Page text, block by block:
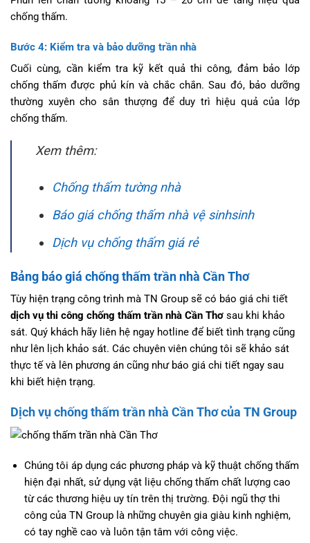
chống thấm.
Bước 4: Kiểm tra và bảo dưỡng trần nhà
Cuối cùng, cần kiểm tra kỹ kết quả thi công, đảm bảo lớp
chống thấm được phủ kín và chắc chắn. Sau đó, bảo dưỡng
thường xuyên cho sân thượng để duy trì hiệu quả của lớp
chống thấm.
Xem thêm:
Chống thấm tường nhà
Báo giá chống thấm nhà vệ sinhsinh
Dịch vụ chống thấm giá rẻ
Bảng báo giá chống thấm trần nhà Cần Thơ
Tùy hiện trạng công trình mà TN Group sẽ có báo giá chi tiết
dịch vụ thi công chống thấm trần nhà Cần Thơ sau khi khảo
sát. Quý khách hãy liên hệ ngay hotline để biết tình trạng cũng
như lên lịch khảo sát. Các chuyên viên chúng tôi sẽ khảo sát
thực tế và lên phương án cũng như báo giá chi tiết ngay sau
khi biết hiện trạng.
Dịch vụ chống thấm trần nhà Cần Thơ của TN Group
Chúng tôi áp dụng các phương pháp và kỹ thuật chống thấm
hiện đại nhất, sử dụng vật liệu chống thấm chất lượng cao
từ các thương hiệu uy tín trên thị trường. Đội ngũ thợ thi
công của TN Group là những chuyên gia giàu kinh nghiệm,
có tay nghề cao và luôn tận tâm với công việc.